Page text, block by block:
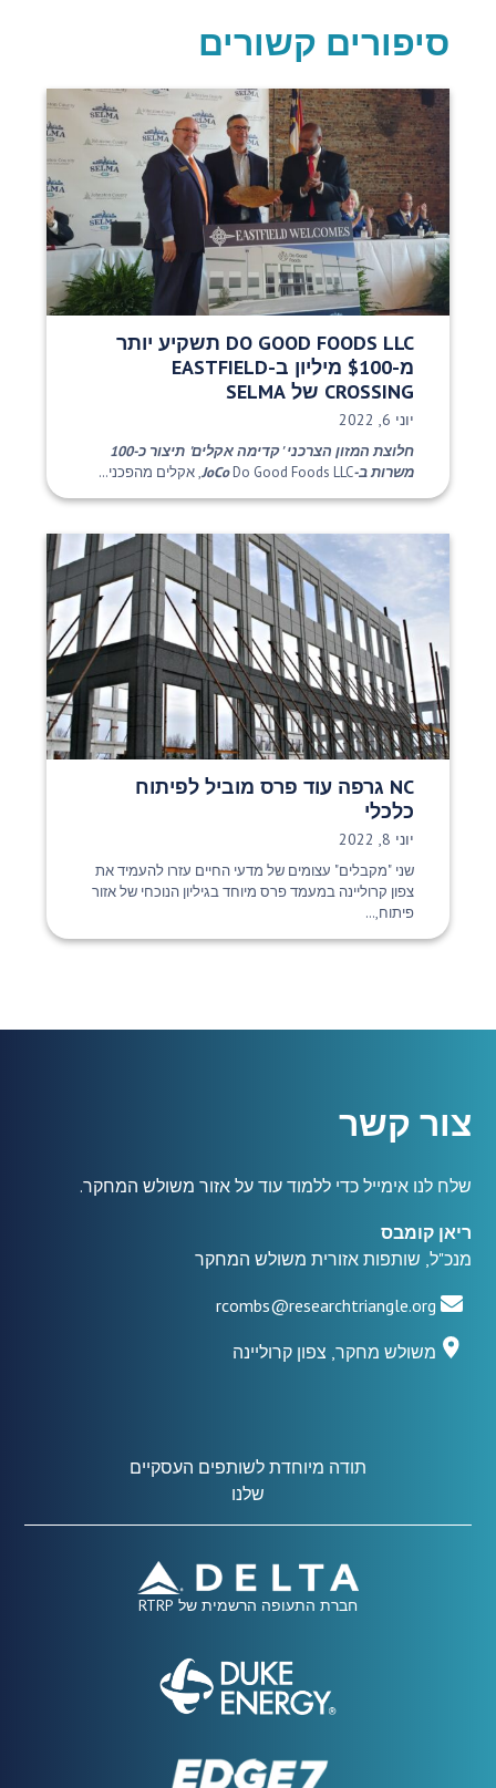
סיפורים קשורים
DO GOOD FOODS LLC תשקיע יותר
מ-$100 מיליון ב-EASTFIELD
CROSSING של SELMA
תאריך פרסום:
יוני 6, 2022
חלוצת המזון הצרכני 'קדימה אקלים' תיצור כ-100
משרות ב-JoCoDo Good Foods LLC, אקלים מהפכני...
NC גרפה עוד פרס מוביל לפיתוח
כלכלי
תאריך פרסום:
יוני 8, 2022
שני "מקבלים" עצומים של מדעי החיים עזרו להעמיד את
צפון קרוליינה במעמד פרס מיוחד בגיליון הנוכחי של אזור
פיתוח,...
צור קשר
שלח לנו אימייל כדי ללמוד עוד על אזור משולש המחקר.
ריאן קומבס
מנכ"ל, שותפות אזורית משולש המחקר
rcombs@researchtriangle.org
משולש מחקר, צפון קרוליינה
תודה מיוחדת לשותפים העסקיים
שלנו
חברת התעופה הרשמית של RTRP